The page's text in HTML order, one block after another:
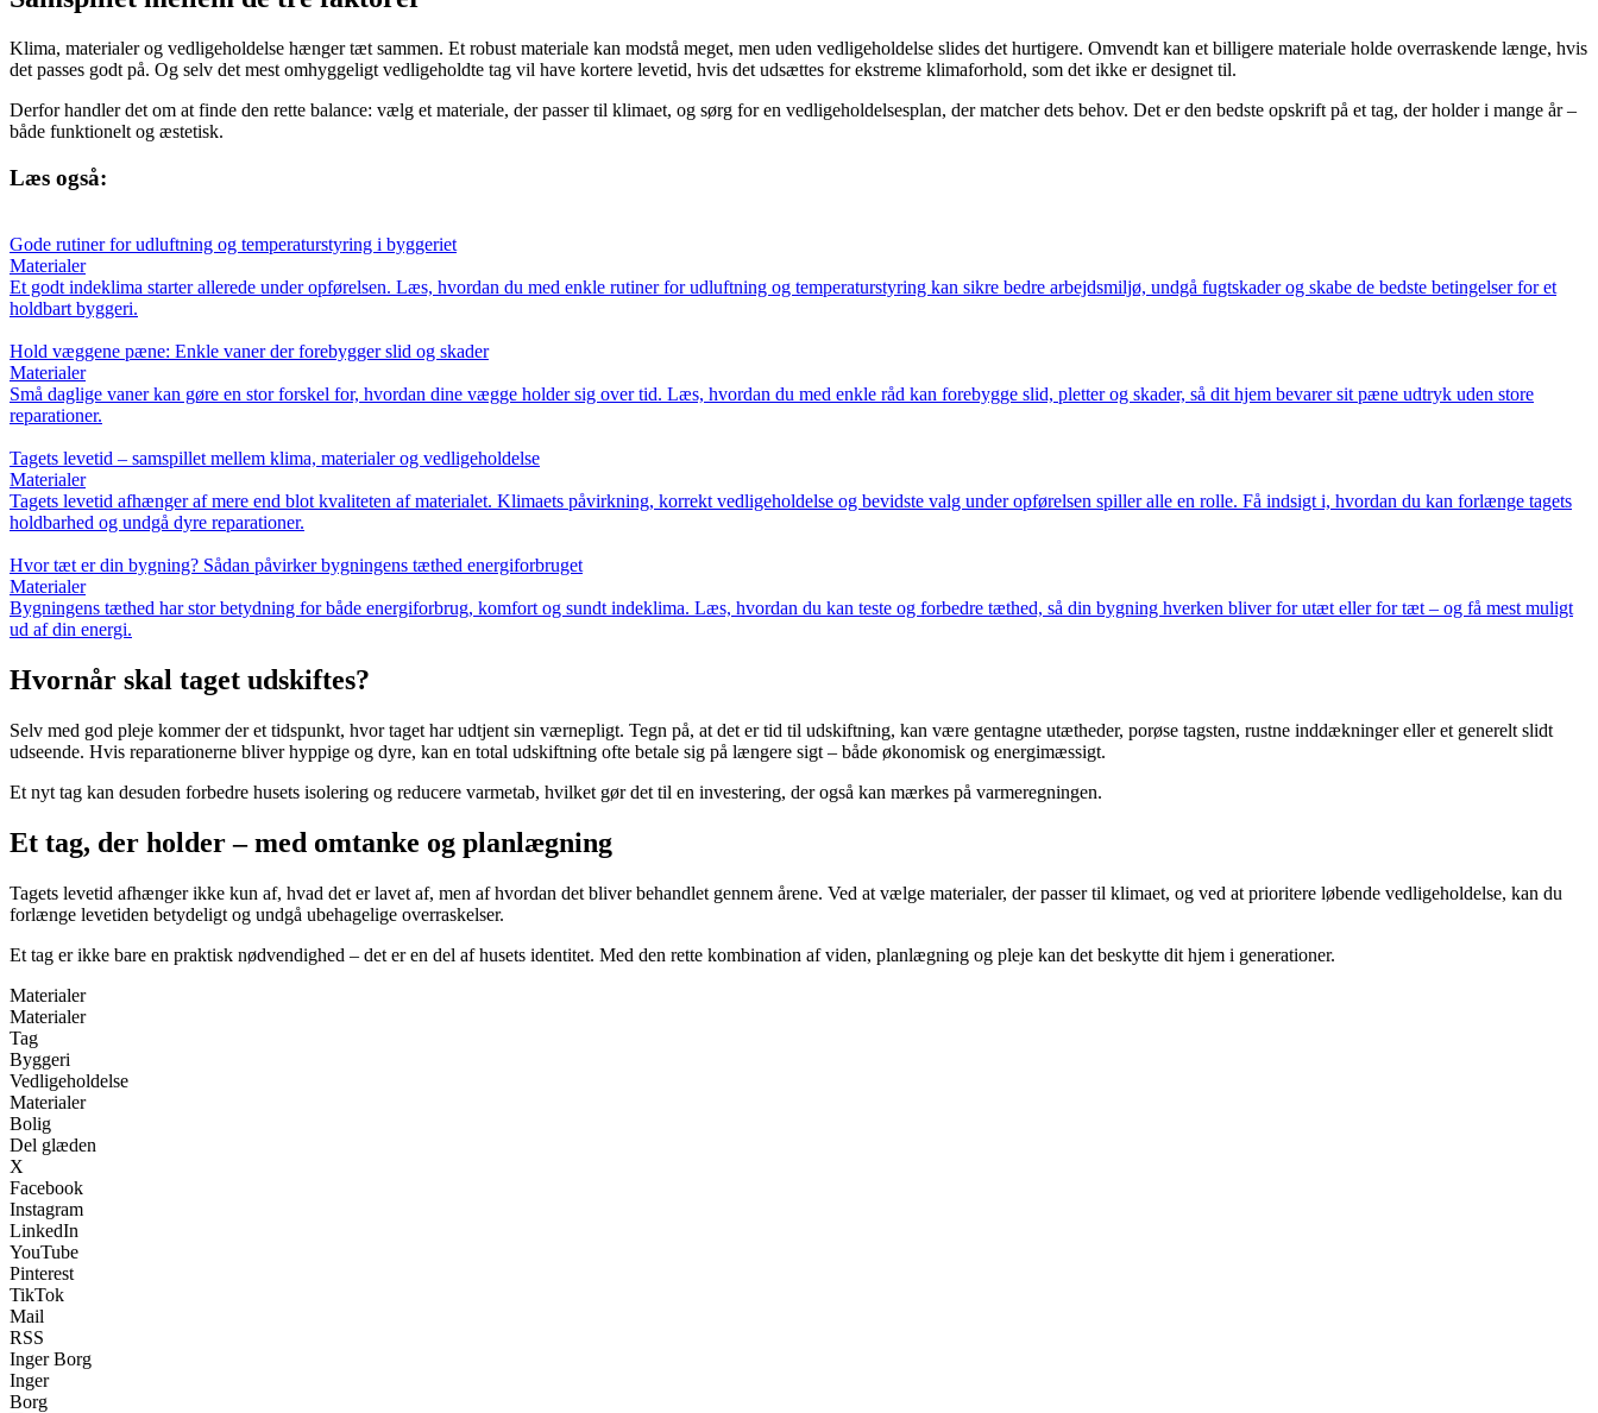
Klima, materialer og vedligeholdelse hænger tæt sammen. Et robust materiale kan modstå meget, men uden vedligeholdelse slides det hurtigere. Omvendt kan et billigere materiale holde overraskende længe, hvis
det passes godt på. Og selv det mest omhyggeligt vedligeholdte tag vil have kortere levetid, hvis det udsættes for ekstreme klimaforhold, som det ikke er designet til.
Derfor handler det om at finde den rette balance: vælg et materiale, der passer til klimaet, og sørg for en vedligeholdelsesplan, der matcher dets behov. Det er den bedste opskrift på et tag, der holder i mange år –
både funktionelt og æstetisk.
Læs også:
Gode rutiner for udluftning og temperaturstyring i byggeriet
Materialer
Et godt indeklima starter allerede under opførelsen. Læs, hvordan du med enkle rutiner for udluftning og temperaturstyring kan sikre bedre arbejdsmiljø, undgå fugtskader og skabe de bedste betingelser for et
holdbart byggeri.
Hold væggene pæne: Enkle vaner der forebygger slid og skader
Materialer
Små daglige vaner kan gøre en stor forskel for, hvordan dine vægge holder sig over tid. Læs, hvordan du med enkle råd kan forebygge slid, pletter og skader, så dit hjem bevarer sit pæne udtryk uden store
reparationer.
Tagets levetid – samspillet mellem klima, materialer og vedligeholdelse
Materialer
Tagets levetid afhænger af mere end blot kvaliteten af materialet. Klimaets påvirkning, korrekt vedligeholdelse og bevidste valg under opførelsen spiller alle en rolle. Få indsigt i, hvordan du kan forlænge tagets
holdbarhed og undgå dyre reparationer.
Hvor tæt er din bygning? Sådan påvirker bygningens tæthed energiforbruget
Materialer
Bygningens tæthed har stor betydning for både energiforbrug, komfort og sundt indeklima. Læs, hvordan du kan teste og forbedre tæthed, så din bygning hverken bliver for utæt eller for tæt – og få mest muligt
ud af din energi.
Hvornår skal taget udskiftes?
Selv med god pleje kommer der et tidspunkt, hvor taget har udtjent sin værnepligt. Tegn på, at det er tid til udskiftning, kan være gentagne utætheder, porøse tagsten, rustne inddækninger eller et generelt slidt
udseende. Hvis reparationerne bliver hyppige og dyre, kan en total udskiftning ofte betale sig på længere sigt – både økonomisk og energimæssigt.
Et nyt tag kan desuden forbedre husets isolering og reducere varmetab, hvilket gør det til en investering, der også kan mærkes på varmeregningen.
Et tag, der holder – med omtanke og planlægning
Tagets levetid afhænger ikke kun af, hvad det er lavet af, men af hvordan det bliver behandlet gennem årene. Ved at vælge materialer, der passer til klimaet, og ved at prioritere løbende vedligeholdelse, kan du
forlænge levetiden betydeligt og undgå ubehagelige overraskelser.
Et tag er ikke bare en praktisk nødvendighed – det er en del af husets identitet. Med den rette kombination af viden, planlægning og pleje kan det beskytte dit hjem i generationer.
Materialer
Materialer
Tag
Byggeri
Vedligeholdelse
Materialer
Bolig
Del glæden
X
Facebook
Instagram
LinkedIn
YouTube
Pinterest
TikTok
Mail
RSS
Inger Borg
Inger
Borg